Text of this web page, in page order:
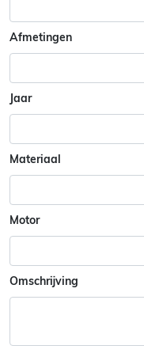
Afmetingen
Jaar
Materiaal
Motor
Omschrijving